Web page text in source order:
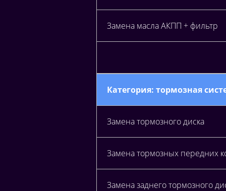
Замена масла АКПП + фильтр
Категория: тормозная
Замена тормозного диска
Замена тормозных передних
Замена заднего тормозного